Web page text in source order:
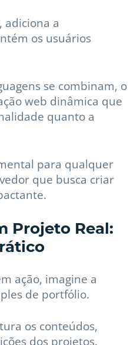
adiciona a
os usuários
se combinam, o
web dinâmica que
quanto a
para qualquer
que busca criar
Projeto Real:
ação, imagine a
de portfólio.
os conteúdos,
dos projetos.